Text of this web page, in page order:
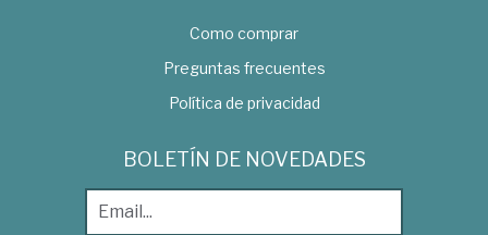
Como comprar
Preguntas frecuentes
Política de privacidad
BOLETÍN DE NOVEDADES